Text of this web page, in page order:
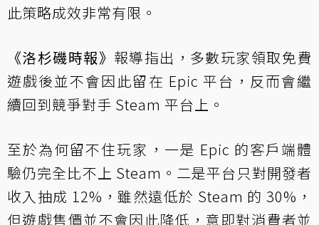
此策略成效非常有限。
《洛杉磯時報》 報導指出，多數玩家領取免費
遊戲後並不會因此留在 Epic 平台，反而會繼
續回到競爭對手 Steam 平台上。
至於為何留不住玩家，一是 Epic 的客戶端體
驗仍完全比不上 Steam。二是平台只對開發者
收入抽成 12%，雖然遠低於 Steam 的 30%，
但遊戲售價並不會因此降低，意即對消費者並